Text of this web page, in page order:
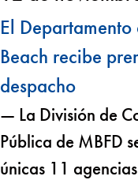
El
Beach recibe
despacho
— La División de
Pública de MBFD
únicas 11